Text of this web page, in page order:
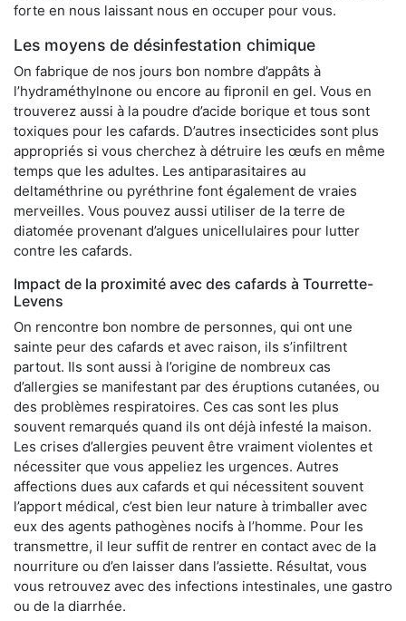
forte en nous laissant nous en occuper pour vous.
Les moyens de désinfestation chimique
On fabrique de nos jours bon nombre d’appâts à
l’hydraméthylnone ou encore au fipronil en gel. Vous en
trouverez aussi à la poudre d’acide borique et tous sont
toxiques pour les cafards. D’autres insecticides sont plus
appropriés si vous cherchez à détruire les œufs en même
temps que les adultes. Les antiparasitaires au
deltaméthrine ou pyréthrine font également de vraies
merveilles. Vous pouvez aussi utiliser de la terre de
diatomée provenant d’algues unicellulaires pour lutter
contre les cafards.
Impact de la proximité avec des cafards à Tourrette-
Levens
On rencontre bon nombre de personnes, qui ont une
sainte peur des cafards et avec raison, ils s’infiltrent
partout. Ils sont aussi à l’origine de nombreux cas
d’allergies se manifestant par des éruptions cutanées, ou
des problèmes respiratoires. Ces cas sont les plus
souvent remarqués quand ils ont déjà infesté la maison.
Les crises d’allergies peuvent être vraiment violentes et
nécessiter que vous appeliez les urgences. Autres
affections dues aux cafards et qui nécessitent souvent
l’apport médical, c’est bien leur nature à trimballer avec
eux des agents pathogènes nocifs à l’homme. Pour les
transmettre, il leur suffit de rentrer en contact avec de la
nourriture ou d’en laisser dans l’assiette. Résultat, vous
vous retrouvez avec des infections intestinales, une gastro
ou de la diarrhée.